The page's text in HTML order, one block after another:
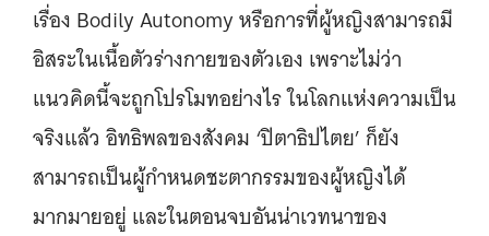
เรื่อง Bodily Autonomy หรือการที่ผู้หญิงสามารถมี
อิสระในเนื้อตัวร่างกายของตัวเอง เพราะไม่ว่า
แนวคิดนี้จะถูกโปรโมทอย่างไร ในโลกแห่งความเป็น
จริงแล้ว อิทธิพลของสังคม ‘ปิตาธิปไตย’ ก็ยัง
สามารถเป็นผู้กำหนดชะตากรรมของผู้หญิงได้
มากมายอยู่ และในตอนจบอันน่าเวทนาของ